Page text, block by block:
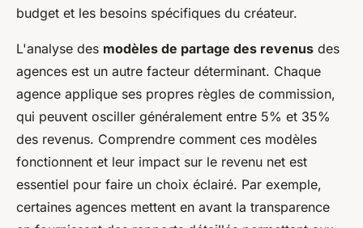
budget et les besoins spécifiques du créateur.
L'analyse des modèles de partage des revenus des
agences est un autre facteur déterminant. Chaque
agence applique ses propres règles de commission,
qui peuvent osciller généralement entre 5% et 35%
des revenus. Comprendre comment ces modèles
fonctionnent et leur impact sur le revenu net est
essentiel pour faire un choix éclairé. Par exemple,
certaines agences mettent en avant la transparence